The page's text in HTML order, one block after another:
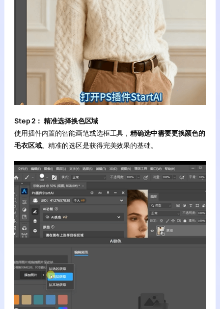
Step 2： 精准选择换色区域
使用插件内置的智能画笔或选框工具，精确选中需要更换颜色的
毛衣区域。精准的选区是获得完美效果的基础。